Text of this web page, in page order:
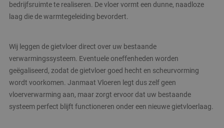
bedrijfsruimte te realiseren. De vloer vormt een dunne, naadloze
laag die de warmtegeleiding bevordert.
Wij leggen de gietvloer direct over uw bestaande
verwarmingssysteem. Eventuele oneffenheden worden
geëgaliseerd, zodat de gietvloer goed hecht en scheurvorming
wordt voorkomen. Janmaat Vloeren legt dus zelf geen
vloerverwarming aan, maar zorgt ervoor dat uw bestaande
systeem perfect blijft functioneren onder een nieuwe gietvloerlaag.